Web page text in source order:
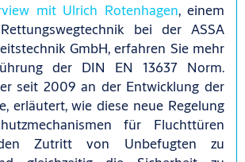
mit Ulrich Rotenhagen, einem
bei der ASSA
GmbH, erfahren Sie mehr
der DIN EN 13637 Norm.
seit 2009 an der Entwicklung der
erläutert, wie diese neue Regelung
für Fluchttüren
Zutritt von Unbefugten zu